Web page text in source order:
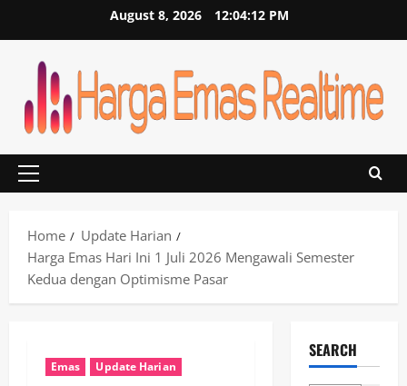
August 8, 2026 12:04:13 PM
Primary
Home
Update Harian
Harga Emas Hari Ini 1 Juli 2026 Mengawali Semester
Kedua dengan Optimisme Pasar
Emas Update Harian
SEARCH